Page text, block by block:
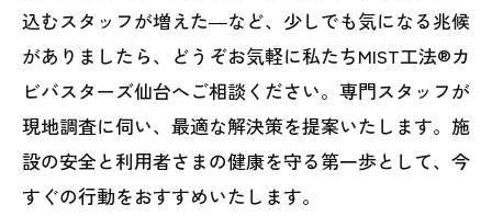
込むスタッフが増えた―など、少しでも気になる兆候
がありましたら、どうぞお気軽に私たちMIST工法®カ
ビバスターズ仙台へご相談ください。専門スタッフが
現地調査に伺い、最適な解決策を提案いたします。施
設の安全と利用者さまの健康を守る第一歩として、今
すぐの行動をおすすめいたします。